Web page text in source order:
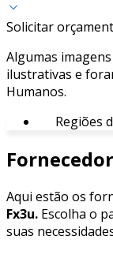
Solicitar
Algumas
ilustrativas e
Humanos.
Regiões
Aqui estão os
Fx3u. Escolha o
suas